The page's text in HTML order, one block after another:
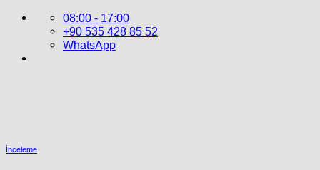
İçeriğe
08:00 - 17:00
+90 535 428 85 52
WhatsApp
İnceleme